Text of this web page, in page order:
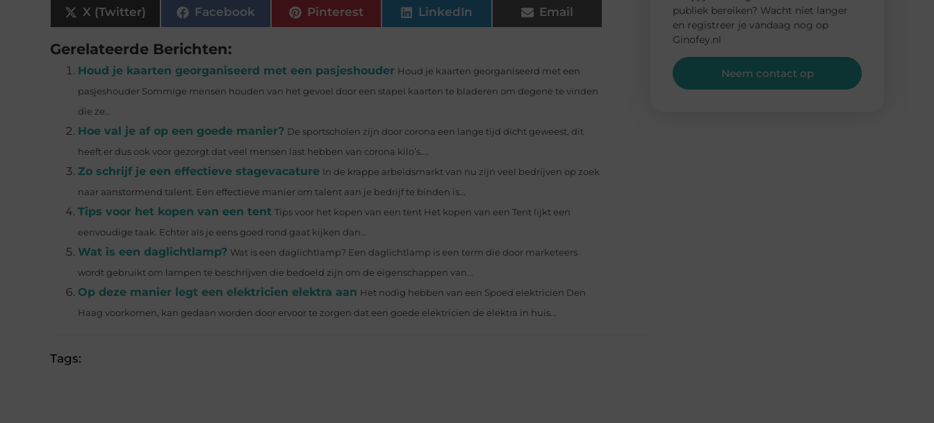
X (Twitter) Facebook Pinterest LinkedIn Email
Gerelateerde Berichten:
Houd je kaarten georganiseerd met een pasjeshouder Houd je kaarten georganiseerd met een
pasjeshouder Sommige mensen houden van het gevoel door een stapel kaarten te bladeren om degene te vinden
die ze...
Hoe val je af op een goede manier? De sportscholen zijn door corona een lange tijd dicht geweest, dit
heeft er dus ook voor gezorgt dat veel mensen last hebben van corona kilo’s....
Zo schrijf je een effectieve stagevacature In de krappe arbeidsmarkt van nu zijn veel bedrijven op zoek
naar aanstormend talent. Een effectieve manier om talent aan je bedrijf te binden is...
Tips voor het kopen van een tent Tips voor het kopen van een tent Het kopen van een Tent lijkt een
eenvoudige taak. Echter als je eens goed rond gaat kijken dan...
Wat is een daglichtlamp? Wat is een daglichtlamp? Een daglichtlamp is een term die door marketeers
wordt gebruikt om lampen te beschrijven die bedoeld zijn om de eigenschappen van...
Op deze manier legt een elektricien elektra aan Het nodig hebben van een Spoed elektricien Den
Haag voorkomen, kan gedaan worden door ervoor te zorgen dat een goede elektricien de elektra in huis...
Tags:
publiek bereiken? Wacht niet langer
en registreer je vandaag nog op
Ginofey.nl
Neem contact op